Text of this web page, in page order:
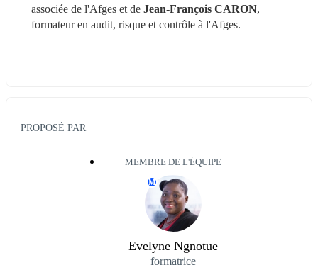
associée de l'Afges et de Jean-François CARON,
formateur en audit, risque et contrôle à l'Afges.
PROPOSÉ PAR
MEMBRE DE L'ÉQUIPE
M
Evelyne Ngnotue
formatrice